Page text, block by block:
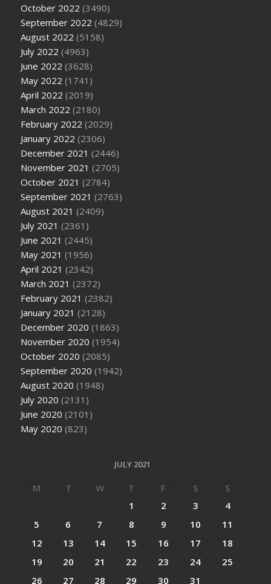
October 2022 (3490)
September 2022 (4829)
August 2022 (5158)
July 2022 (4963)
June 2022 (3628)
May 2022 (1741)
April 2022 (2019)
March 2022 (2180)
February 2022 (2029)
January 2022 (2306)
December 2021 (2446)
November 2021 (2705)
October 2021 (2784)
September 2021 (2763)
August 2021 (2409)
July 2021 (2361)
June 2021 (2445)
May 2021 (1956)
April 2021 (2342)
March 2021 (2372)
February 2021 (2382)
January 2021 (2128)
December 2020 (1863)
November 2020 (1954)
October 2020 (2085)
September 2020 (1942)
August 2020 (1948)
July 2020 (2131)
June 2020 (2101)
May 2020 (823)
JULY 2021
M T W T F S
S
1
2 3
4
5
6 7 8 9 10
11
12
13 14 15 16 17
18
19
20 21 22 23 24
25
26
27 28 29 30 31